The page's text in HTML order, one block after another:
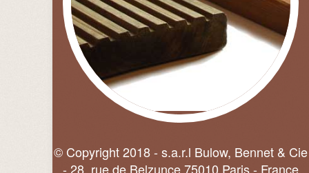
© Copyright 2018 - s.a.r.l Bulow, Bennet & Cie
- 28, rue de Belzunce 75010 Paris - France